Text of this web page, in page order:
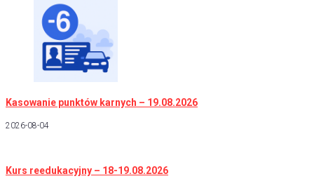
Kasowanie punktów karnych – 19.08.2026
2026-08-04
Kurs reedukacyjny – 18-19.08.2026